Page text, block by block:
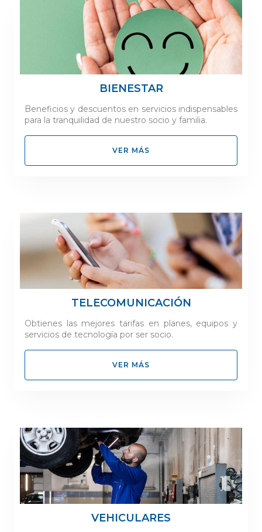
BIENESTAR
Beneficios y descuentos en servicios indispensables
para la tranquilidad de nuestro socio y familia.
VER MÁS
TELECOMUNICACIÓN
Obtienes las mejores tarifas en planes, equipos y
servicios de tecnología por ser socio.
VER MÁS
VEHICULARES